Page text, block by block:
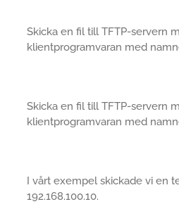
Skicka en fil till TFTP-servern
klientprogramvaran med
Skicka en fil till TFTP-servern
klientprogramvaran med
I vårt exempel skickade vi en
192.168.100.10.